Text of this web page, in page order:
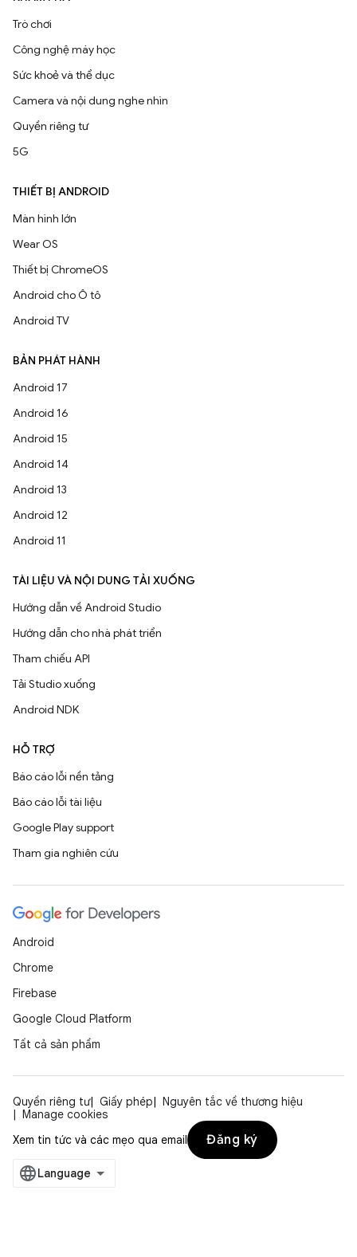
Trò chơi
Công nghệ máy học
Sức khoẻ và thể dục
Camera và nội dung nghe nhìn
Quyền riêng tư
5G
THIẾT BỊ ANDROID
Màn hình lớn
Wear OS
Thiết bị ChromeOS
Android cho Ô tô
Android TV
BẢN PHÁT HÀNH
Android 17
Android 16
Android 15
Android 14
Android 13
Android 12
Android 11
TÀI LIỆU VÀ NỘI DUNG TẢI XUỐNG
Hướng dẫn về Android Studio
Hướng dẫn cho nhà phát triển
Tham chiếu API
Tải Studio xuống
Android NDK
HỖ TRỢ
Báo cáo lỗi nền tảng
Báo cáo lỗi tài liệu
Google Play support
Tham gia nghiên cứu
Android
Chrome
Firebase
Google Cloud Platform
Tất cả sản phẩm
Quyền riêng tư Giấy phép
Nguyên tắc về thương hiệu
Manage cookies
Xem tin tức và các mẹo qua email
Đăng ký